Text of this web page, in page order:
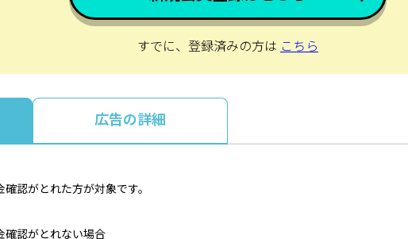
すでに、登録済みの方は こちら
広告の詳細
認がとれた方が対象です。
確認がとれない場合